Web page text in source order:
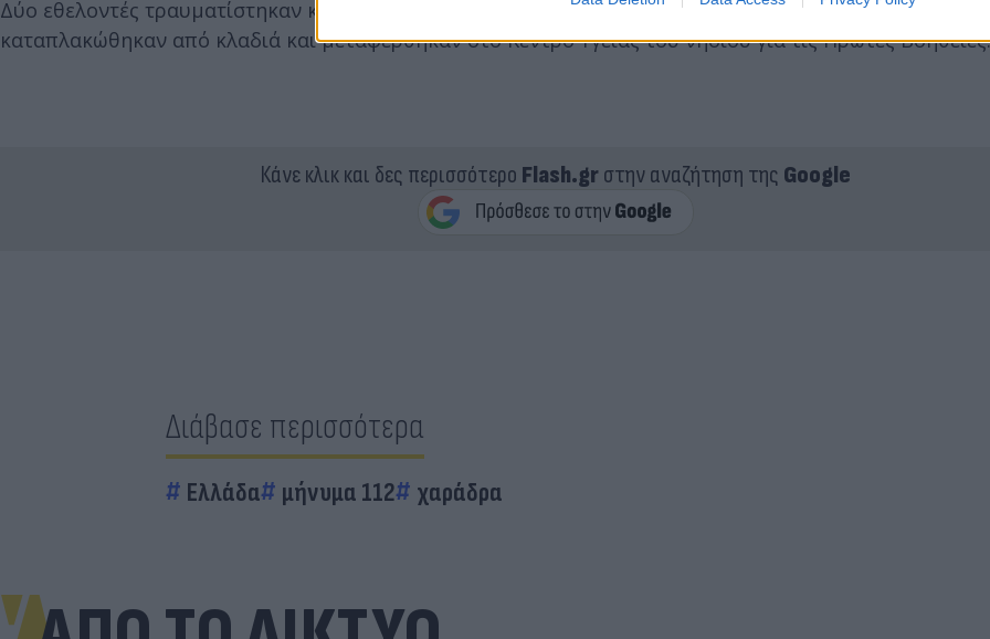
Δύο εθελοντές τραυματίστηκαν κατά την προσπάθεια διάνοιξης ζωνών. Τη στιγμή που έκοβαν δέντρα
καταπλακώθηκαν από κλαδιά και μεταφέρθηκαν στο Κέντρο Υγείας του νησιού για τις Πρώτες Βοήθειες.
Κάνε κλικ και δες περισσότερο Flash.grστην αναζήτηση της Google
Διάβασε περισσότερα
Ελλάδα μήνυμα 112 χαράδρα